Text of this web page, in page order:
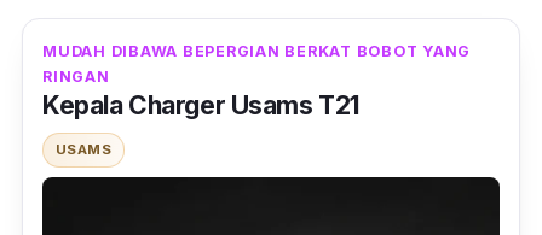
nampak elegan dengan kombinasi warna
hitamdoffdanglossydi bodinya. Tambahan
aksen garis vertikal di beberapa sisi-sisinya
semakin mempercantik tampilan kepala
chargerHP ini.
MUDAH DIBAWA BEPERGIAN BERKAT BOBOT YANG
RINGAN
Kepala Charger Usams T21
USAMS